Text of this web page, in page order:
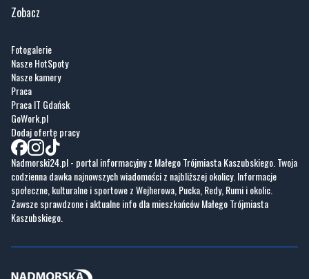
Zobacz
Fotogalerie
Nasze HotSpoty
Nasze kamery
Praca
Praca IT Gdańsk
GoWork.pl
Dodaj ofertę pracy
Nadmorski24.pl - portal informacyjny z Małego Trójmiasta Kaszubskiego. Twoja
codzienna dawka najnowszych wiadomości z najbliższej okolicy. Informacje
społeczne, kulturalne i sportowe z Wejherowa, Pucka, Redy, Rumi i okolic.
Zawsze sprawdzone i aktualne info dla mieszkańców Małego Trójmiasta
Kaszubskiego.